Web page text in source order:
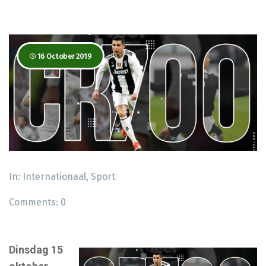
16 October 2019
In: Internationaal, Sport
Comments: 0
Dinsdag 15